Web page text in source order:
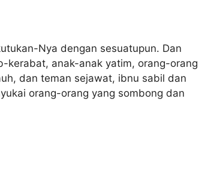
Nya dengan sesuatupun. Dan
kerabat, anak-anak yatim, orang-orang
dan teman sejawat, ibnu sabil dan
orang-orang yang sombong dan